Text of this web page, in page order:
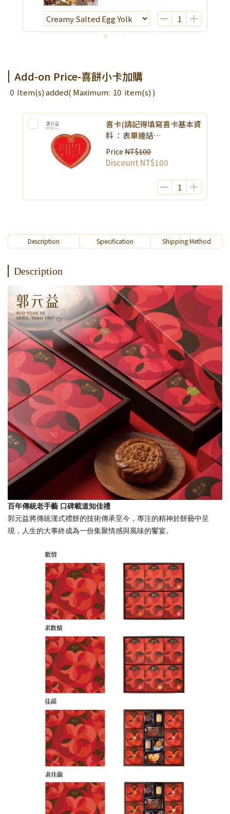
Add-on Price-喜餅小卡加購
0 Item(s) added( Maximum: 10 item(s) )
喜卡(請記得填寫喜卡基本資
料 ：表單連結
https://reurl.cc/74MWbd)
Price NT$100
Discount NT$100
Description Specification Shipping Method
Description
百年傳統老手藝 口碑載道知佳禮
郭元益將傳統漢式禮餅的技術傳承至今，專注的精神於餅藝中呈
現，人生的大事終成為一份集聚情感與風味的饗宴。